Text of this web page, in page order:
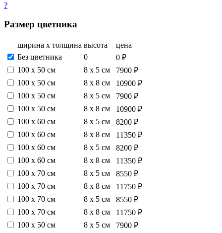
?
Размер цветника
ширина х толщина высота
цена
Без цветника
0
0 ₽
100 х 50 см
8 х 5 см
7900 ₽
100 х 50 см
8 х 8 см
10900 ₽
100 х 50 см
8 х 5 см
7900 ₽
100 х 50 см
8 х 8 см
10900 ₽
100 х 60 см
8 х 5 см
8200 ₽
100 х 60 см
8 х 8 см
11350 ₽
100 х 60 см
8 х 5 см
8200 ₽
100 х 60 см
8 х 8 см
11350 ₽
100 х 70 см
8 х 5 см
8550 ₽
100 х 70 см
8 х 8 см
11750 ₽
100 х 70 см
8 х 5 см
8550 ₽
100 х 70 см
8 х 8 см
11750 ₽
100 х 50 см
8 х 5 см 7900 ₽